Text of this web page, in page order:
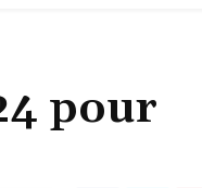
pour